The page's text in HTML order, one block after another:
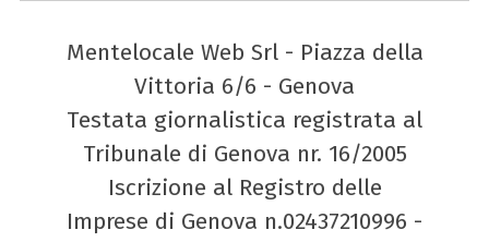
Mentelocale Web Srl - Piazza della
Vittoria 6/6 - Genova
Testata giornalistica registrata al
Tribunale di Genova nr. 16/2005
Iscrizione al Registro delle
Imprese di Genova n.02437210996 -